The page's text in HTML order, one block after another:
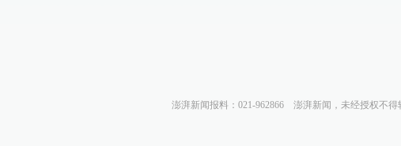
澎湃新闻报料：021-962866 澎湃新闻，未经授权不得